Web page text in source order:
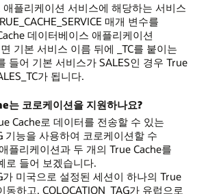
플리케이션 서비스에 해당하는 서비스
매개 변수를
데이터베이스 애플리케이션
기본 서비스 이름 뒤에 _TC를 붙이는
들어 기본 서비스가 SALES인 경우 True
가 됩니다.
는 코로케이션을 지원하나요?
Cache로 데이터를 전송할 수 있는
기능을 사용하여 코로케이션할 수
플리케이션과 두 개의 True Cache를
로 들어 보겠습니다.
가 미국으로 설정된 세션이 하나의 True
동하고, COLOCATION_TAG가 유럽으로